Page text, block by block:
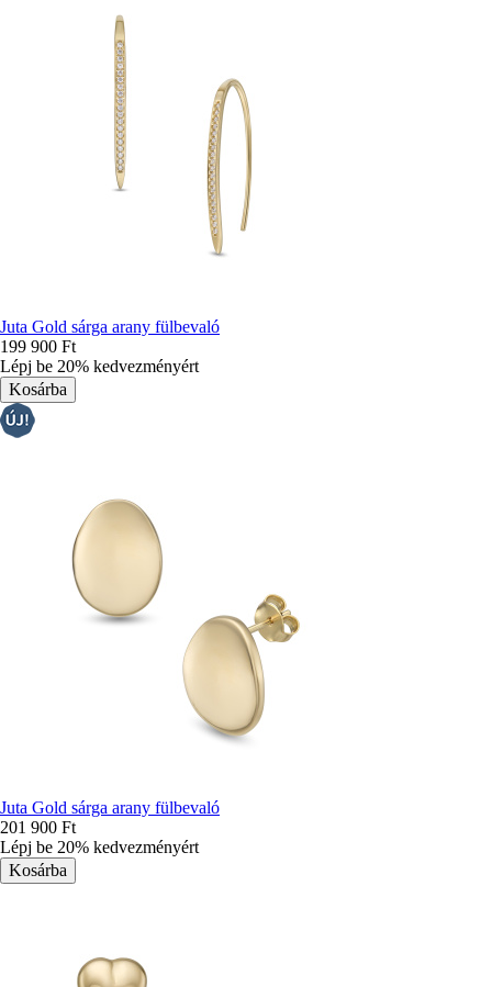
Juta Gold sárga arany fülbevaló
199 900 Ft
Lépj be 20% kedvezményért
Juta Gold sárga arany fülbevaló
201 900 Ft
Lépj be 20% kedvezményért